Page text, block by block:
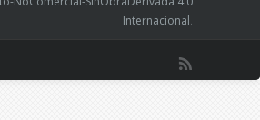
Internacional